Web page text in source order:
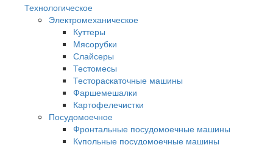
Технологическое
Электромеханическое
Куттеры
Мясорубки
Слайсеры
Тестомесы
Тестораскаточные машины
Фаршемешалки
Картофелечистки
Посудомоечное
Фронтальные посудомоечные машины
Купольные посудомоечные машины